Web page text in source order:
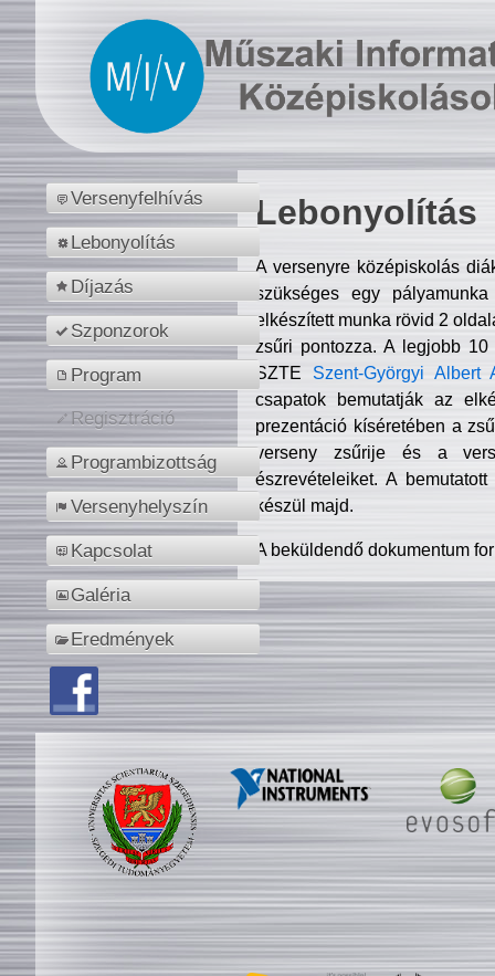
Versenyfelhívás
Lebonyolítás
Díjazás
Szponzorok
Program
Regisztráció
Programbizottság
Versenyhelyszín
Kapcsolat
Galéria
Eredmények
Lebonyolítás
A versenyre középiskolás
szükséges egy
elkészített munka rövid 2
zsűri pontozza. A legjobb
SZTE Szent-Györgyi Albert
csapatok bemutatják az
prezentáció kíséretében a
verseny zsűrije és a
észrevételeiket. A
készül majd.
A beküldendő dokumentum